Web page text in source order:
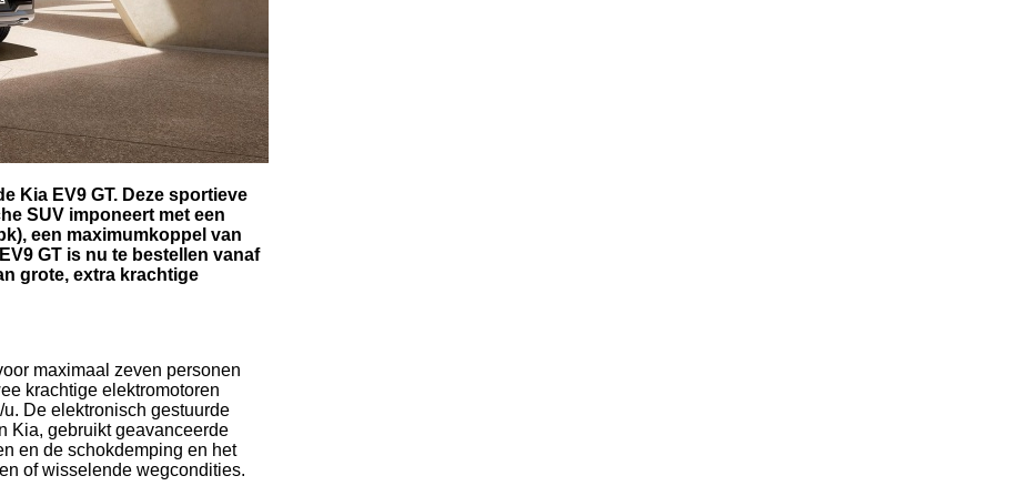
Kia EV9 GT. Deze sportieve
SUV imponeert met een
een maximumkoppel van
GT is nu te bestellen vanaf
grote, extra krachtige
maximaal zeven personen
krachtige elektromotoren
De elektronisch gestuurde
Kia, gebruikt geavanceerde
en de schokdemping en het
of wisselende wegcondities.